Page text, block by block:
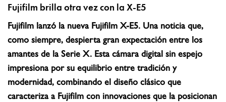
Fujifilm brilla otra vez con la X-E5
Fujifilm lanzó la nueva Fujifilm X-E5. Una noticia que,
como siempre, despierta gran expectación entre los
amantes de la Serie X. Esta cámara digital sin espejo
impresiona por su equilibrio entre tradición y
modernidad, combinando el diseño clásico que
caracteriza a Fujifilm con innovaciones que la posicionan